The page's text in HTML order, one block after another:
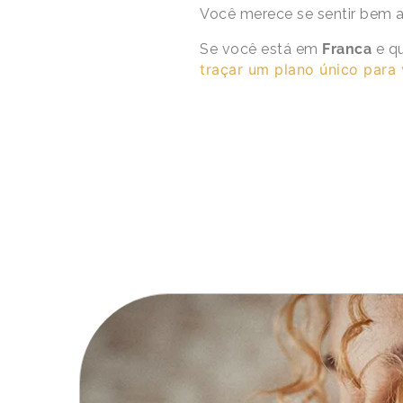
Você merece se sentir bem
Se você está em Franca e
traçar um plano único para